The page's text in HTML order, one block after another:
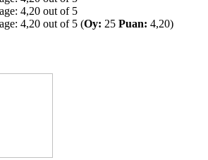
(Oy: 25 Puan: 4,20)